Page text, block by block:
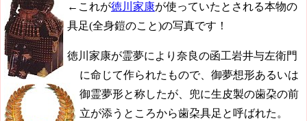
←これが徳川家康が使っていたとされる本物の
具足(全身鎧のこと)の写真です！
徳川家康が霊夢により奈良の函工岩井与左衛門
に命じて作られたもので、御夢想形あるいは
御霊夢形と称したが、兜に生皮製の歯朶の前
立が添うところから歯朶具足と呼ばれた。